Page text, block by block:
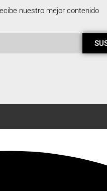
nuestro mejor contenido